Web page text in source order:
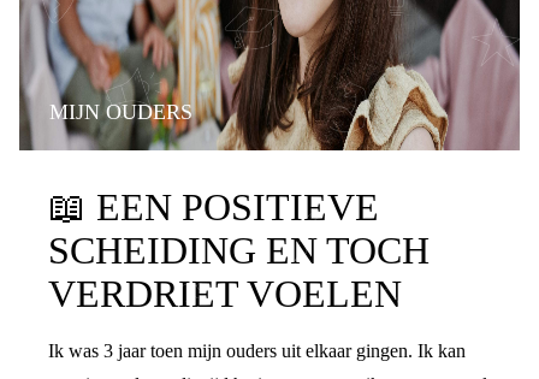
MIJN OUDERS
📖 EEN POSITIEVE
SCHEIDING EN TOCH
VERDRIET VOELEN
Ik was 3 jaar toen mijn ouders uit elkaar gingen. Ik kan